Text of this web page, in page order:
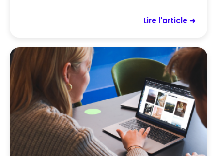
Lire l'article ➜